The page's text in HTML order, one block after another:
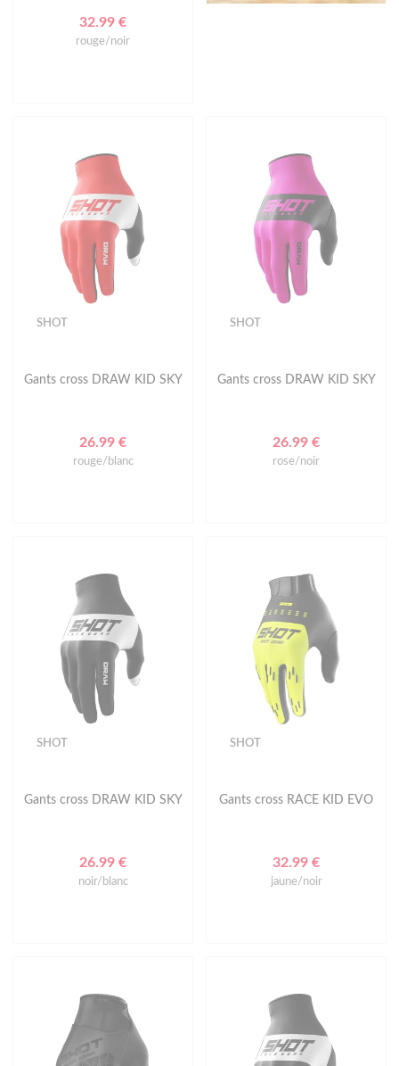
32.99 €
rouge/noir
SHOT
Gants cross DRAW KID SKY
26.99 €
rouge/blanc
SHOT
Gants cross DRAW KID SKY
26.99 €
rose/noir
SHOT
Gants cross DRAW KID SKY
26.99 €
noir/blanc
SHOT
Gants cross RACE KID EVO
32.99 €
jaune/noir